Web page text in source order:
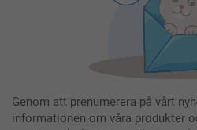
Genom att prenumerera på vårt
informationen om våra produkter